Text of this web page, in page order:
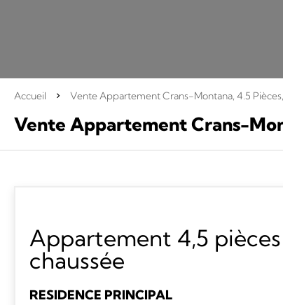
Accueil Vente Appartement Crans-Montana, 4.5
Vente Appartement Crans-
Appartement 4,5
chaussée
RESIDENCE PRINCIPAL